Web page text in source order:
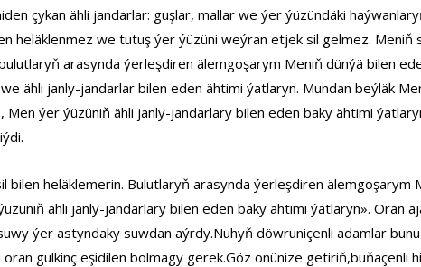
çykan ähli jandarlar: guşlar, mallar we ýer ýüzündäki
heläklenmez we tutuş ýer ýüzüni weýran etjek sil gelmez.
arasynda ýerleşdiren älemgoşarym Meniň dünýä bilen
ähli janly-jandarlar bilen eden ähtimi ýatlaryn. Mundan beýläk
ýer ýüzüniň ähli janly-jandarlary bilen eden baky ähtimi
bilen heläklemerin. Bulutlaryň arasynda ýerleşdiren
ähli janly-jandarlary bilen eden baky ähtimi ýatlaryn». Oran
ýer astyndaky suwdan aýrdy.Nuhyň döwruniçenli adamlar
gulkinç eşidilen bolmagy gerek.Göz onünize getiriň,buňaçenli